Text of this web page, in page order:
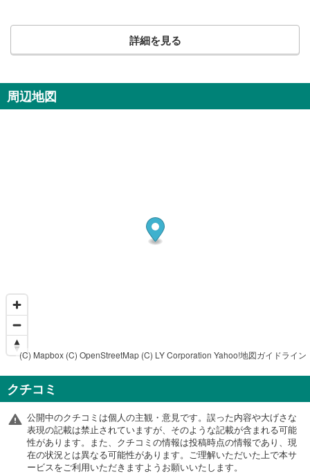
詳細を見る
周辺地図
(C) Mapbox (C) OpenStreetMap (C) LY Corporation Yahoo!地図ガイドライン
クチコミ
公開中のクチコミは個人の主観・意見です。誤った内容や大げさな
表現の記載は禁止されていますが、そのような記載が含まれる可能
性があります。また、クチコミの情報は投稿時点の情報であり、現
在の状況とは異なる可能性があります。ご理解いただいた上で本サ
ービスをご利用いただきますようお願いいたします。